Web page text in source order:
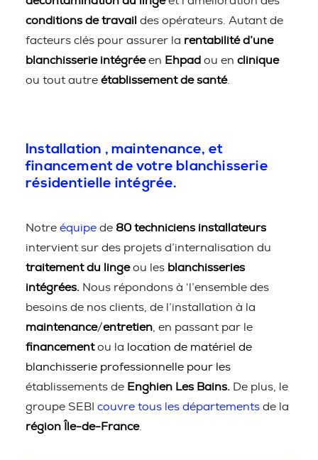
conditions de travail des opérateurs. Autant de
facteurs clés pour assurer la rentabilité d’une
blanchisserie intégréeen Ehpad ou en clinique
ou tout autre établissement de santé.
Installation , maintenance, et
financement de votre blanchisserie
résidentielle intégrée.
Notre équipe de 80 techniciens installateurs
intervient sur des projets d’internalisation du
traitement du lingeou les blanchisseries
intégrées. Nous répondons à ‘l’ensemble des
besoins de nos clients, de l’installation à la
maintenance/entretien , en passant par le
financementou la location de matériel de
blanchisserie professionnelle pour les
établissements de Enghien Les Bains. De plus, le
groupe SEBI couvre tous les départements de la
région Île-de-France.